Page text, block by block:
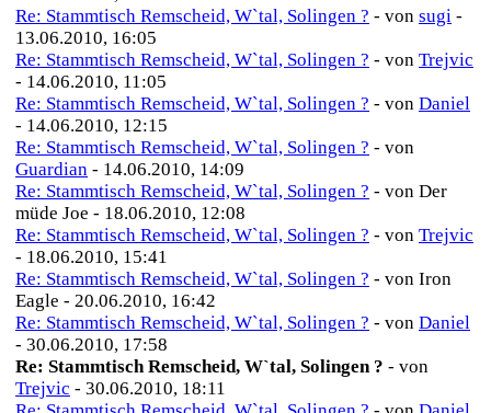
Re: Stammtisch Remscheid, W`tal, Solingen ? - von sugi -
13.06.2010, 16:05
Re: Stammtisch Remscheid, W`tal, Solingen ? - von Trejvic
- 14.06.2010, 11:05
Re: Stammtisch Remscheid, W`tal, Solingen ? - von Daniel
- 14.06.2010, 12:15
Re: Stammtisch Remscheid, W`tal, Solingen ? - von
Guardian - 14.06.2010, 14:09
Re: Stammtisch Remscheid, W`tal, Solingen ? - von Der
müde Joe - 18.06.2010, 12:08
Re: Stammtisch Remscheid, W`tal, Solingen ? - von Trejvic
- 18.06.2010, 15:41
Re: Stammtisch Remscheid, W`tal, Solingen ? - von Iron
Eagle - 20.06.2010, 16:42
Re: Stammtisch Remscheid, W`tal, Solingen ? - von Daniel
- 30.06.2010, 17:58
Re: Stammtisch Remscheid, W`tal, Solingen ? - von
Trejvic - 30.06.2010, 18:11